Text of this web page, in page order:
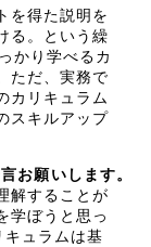
を得た説明を
る。という繰
かり学べるカ
ただ、実務で
カリキュラム
スキルアップ
お願いします。
解することが
学ぼうと思っ
ュラムは基